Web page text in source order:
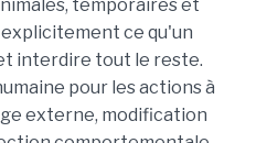
temporaires et
ce qu'un
interdire tout le reste.
pour les actions à
externe, modification